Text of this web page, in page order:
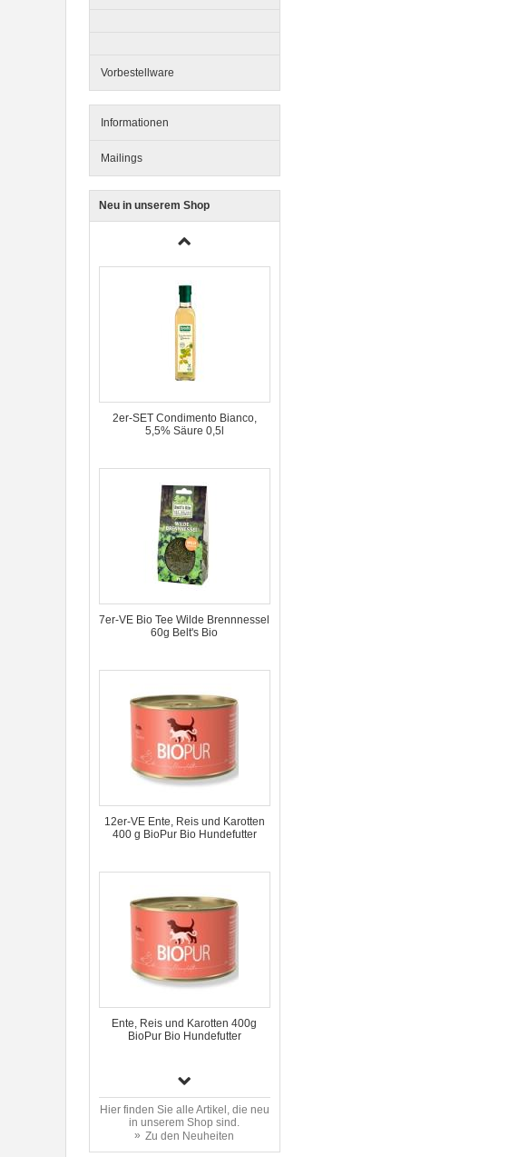
Vorbestellware
Informationen
Mailings
Neu in unserem Shop
Love
2er-SET Condimento Bianco,
5,5% Säure 0,5l
7er-VE Bio Tee Wilde Brennnessel
60g Belt's Bio
12er-VE Ente, Reis und Karotten
400 g BioPur Bio Hundefutter
Ente, Reis und Karotten 400g
BioPur Bio Hundefutter
Hier finden Sie alle Artikel, die neu
in unserem Shop sind.
Zu den Neuheiten